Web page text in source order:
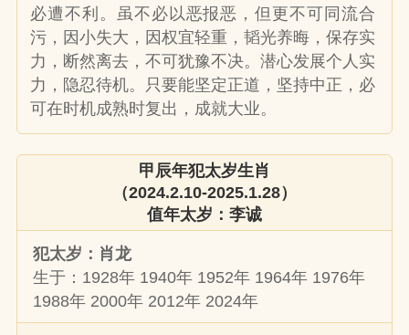
必遭不利。虽不必以恶报恶，但更不可同流合
污，因小失大，因权宜轻重，韬光养晦，保存实
力，断然离去，不可犹豫不决。潜心发展个人实
力，隐忍待机。只要能坚定正道，坚持中正，必
可在时机成熟时复出，成就大业。
甲辰年犯太岁生肖
（2024.2.10-2025.1.28）
值年太岁：李诚
犯太岁：肖龙
生于：1928年 1940年 1952年 1964年 1976年
1988年 2000年 2012年 2024年